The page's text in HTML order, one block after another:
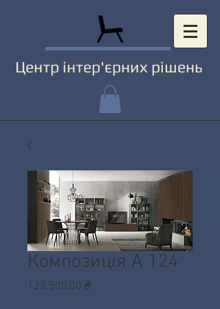
Центр інтер'єрних рішень
Композиція А 124
123 500,00 ₴Ціна